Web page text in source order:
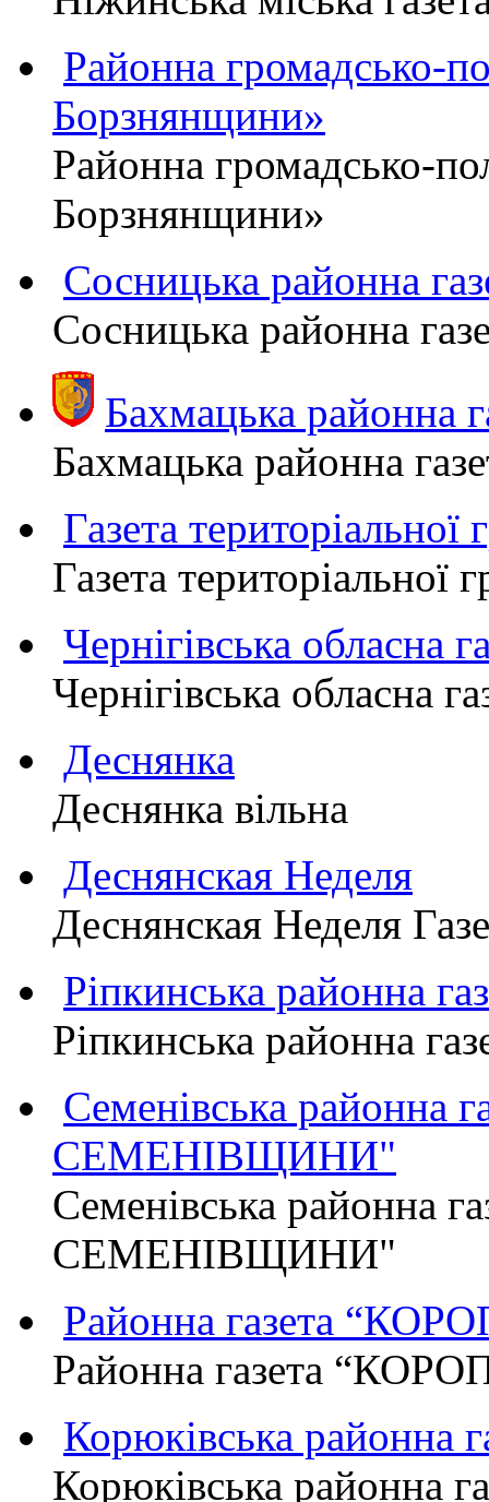
Районна громадсько-
Борзнянщини»
Районна громадсько-
Борзнянщини»
Сосницька районна
Сосницька районна
Бахмацька
Бахмацька районна
Газета
Газета
Чернігівська обласна
Чернігівська обласна
Деснянка
Деснянка вільна
Деснянская Неделя
Деснянская Неделя
Ріпкинська районна
Ріпкинська районна
Семенівська районна
СЕМЕНІВЩИНИ"
Семенівська районна
СЕМЕНІВЩИНИ"
Районна газета
Районна газета
Корюківська районна
Корюківська районна